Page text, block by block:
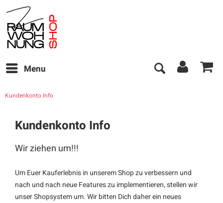
Menu
Kundenkonto Info
Kundenkonto Info
Wir ziehen um!!!
Um Euer Kauferlebnis in unserem Shop zu verbessern und
nach und nach neue Features zu implementieren, stellen wir
unser Shopsystem um. Wir bitten Dich daher ein neues